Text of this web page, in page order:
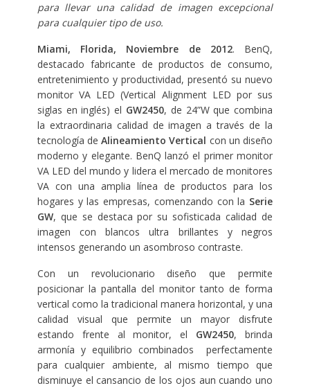
para llevar una calidad de imagen excepcional
para cualquier tipo de uso.
Miami, Florida, Noviembre de2012. BenQ,
destacado fabricante de productos de consumo,
entretenimiento y productividad, presentó su nuevo
monitor VA LED (Vertical Alignment LED por sus
siglas en inglés) el GW2450, de 24”W que combina
la extraordinaria calidad de imagen a través de la
tecnología deAlineamiento Vertical con un diseño
moderno y elegante. BenQ lanzó el primer monitor
VA LED del mundo y lidera el mercado de monitores
VA con una amplia línea de productos para los
hogares y las empresas, comenzando con la Serie
GW, que se destaca por su sofisticada calidad de
imagen con blancos ultra brillantes y negros
intensos generando un asombroso contraste.
Con un revolucionario diseño que permite
posicionar la pantalla del monitor tanto de forma
vertical como la tradicional manera horizontal, y una
calidad visual que permite un mayor disfrute
estando frente al monitor, el GW2450, brinda
armonía y equilibrio combinados perfectamente
para cualquier ambiente, al mismo tiempo que
disminuye el cansancio de los ojos aun cuando uno